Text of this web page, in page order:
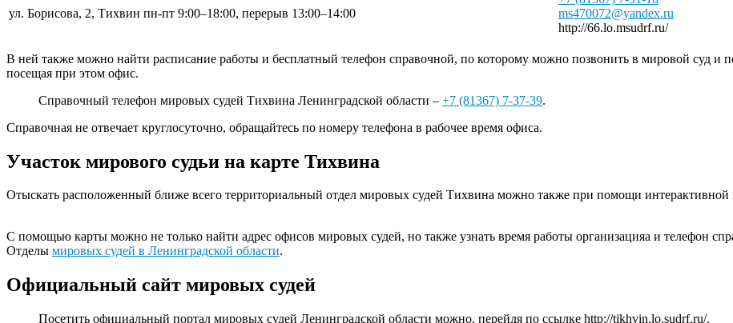
ул. Борисова, 2, Тихвин пн-пт 9:00–18:00, перерыв 13:00–14:00
ms470072@yandex.ru
http://66.lo.msudrf.ru/
В ней также можно найти расписание работы и бесплатный телефон справочной, по которому можно позвонить в мировой суд и
посещая при этом офис.
Справочный телефон мировых судей Тихвина Ленинградской области – +7 (81367) 7-37-39.
Справочная не отвечает круглосуточно, обращайтесь по номеру телефона в рабочее время офиса.
Участок мирового судьи на карте Тихвина
Отыскать расположенный ближе всего территориальный отдел мировых судей Тихвина можно также при помощи интерактивной
С помощью карты можно не только найти адрес офисов мировых судей, но также узнать время работы организацияа и телефон
Отделы мировых судей в Ленинградской области.
Официальный сайт мировых судей
Посетить официальный портал мировых судей Ленинградской области можно, перейдя по ссылке http://tikhvin.lo.sudrf.ru/.